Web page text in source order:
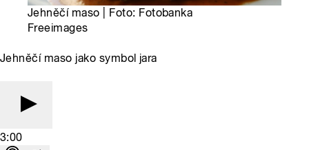
Jehněčí maso | Foto: Fotobanka
Freeimages
Jehněčí maso jako symbol jara
3:00